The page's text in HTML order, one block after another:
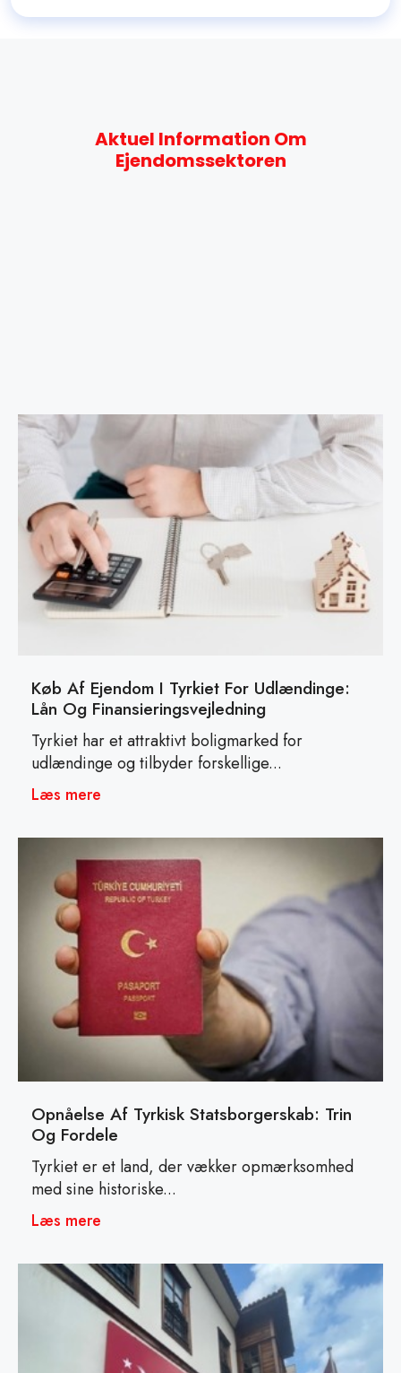
Aktuel Information Om
Ejendomssektoren
Køb Af Ejendom I Tyrkiet For Udlændinge:
Lån Og Finansieringsvejledning
Tyrkiet har et attraktivt boligmarked for
udlændinge og tilbyder forskellige...
Læs mere
Opnåelse Af Tyrkisk Statsborgerskab: Trin
Og Fordele
Tyrkiet er et land, der vækker opmærksomhed
med sine historiske...
Læs mere